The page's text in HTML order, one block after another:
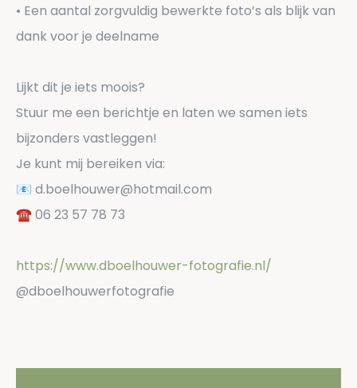
• Een aantal zorgvuldig bewerkte foto’s als blijk van
dank voor je deelname
Lijkt dit je iets moois?
Stuur me een berichtje en laten we samen iets
bijzonders vastleggen!
Je kunt mij bereiken via:
📧 d.boelhouwer@hotmail.com
☎️ 06 23 57 78 73
https://www.dboelhouwer-fotografie.nl/
@dboelhouwerfotografie